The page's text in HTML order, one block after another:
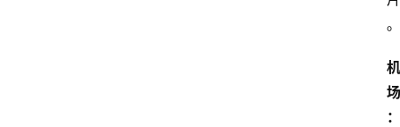
。
机
场
：